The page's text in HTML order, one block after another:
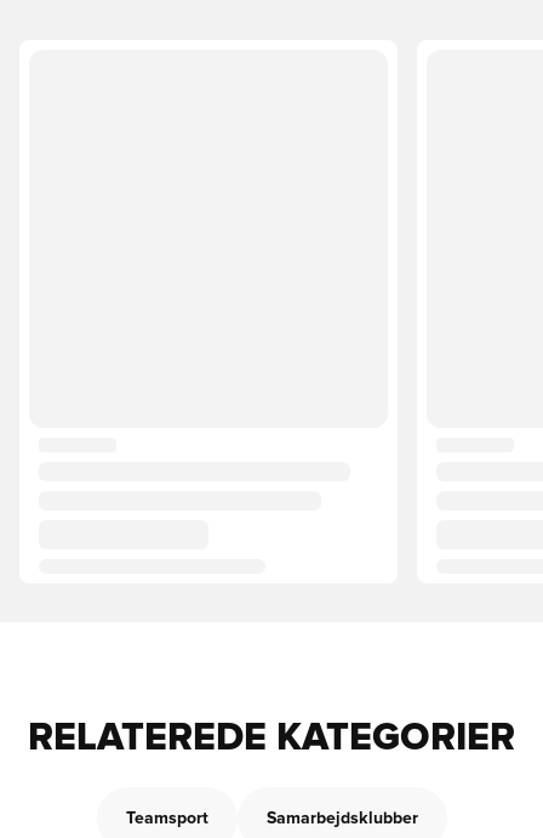
RELATEREDE KATEGORIER
Teamsport Samarbejdsklubber